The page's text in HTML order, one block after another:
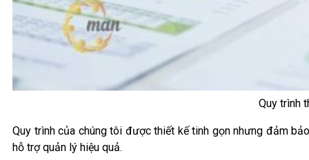
Quy trình
Quy trình của chúng tôi được thiết kế tinh gọn nhưng đảm
hỗ trợ quản lý hiệu quả.